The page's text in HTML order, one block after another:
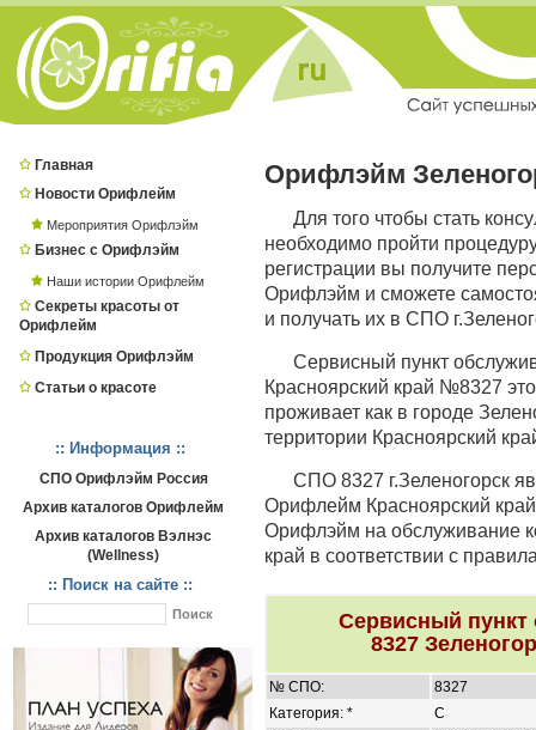
Главная
Новости Орифлейм
Мероприятия Орифлэйм
Бизнес с Орифлэйм
Наши истории Орифлейм
Секреты красоты от
Орифлейм
Продукция Орифлэйм
Статьи о красоте
:: Информация ::
СПО Орифлэйм Россия
Архив каталогов Орифлейм
Архив каталогов Вэлнэс
(Wellness)
:: Поиск на сайте ::
Орифлэйм
Для того чтобы стать
необходимо пройти
регистрации вы получите
Орифлэйм и сможете
и получать их в СПО
Сервисный пункт
Красноярский край №8327
проживает как в городе
территории Красноярский
СПО 8327 г.Зеленогорск
Орифлейм Красноярский
Орифлэйм на обслуживание
край в соответствии с
Сервисный
8327
№ СПО:
8327
Категория: *
C